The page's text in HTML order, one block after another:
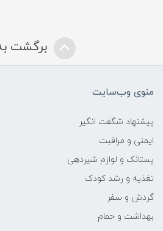
برگشت به
منوی وب‌سایت
پیشنهاد شگفت انگیر
ایمنی و مراقبت
پستانک و لوازم شیردهی
تغذیه و رشد کودک
گردش و سفر
بهداشت و حمام